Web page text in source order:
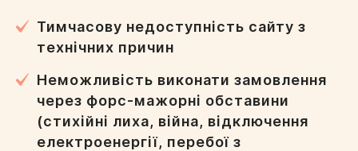
Тимчасову недоступність сайту з
технічних причин
Неможливість виконати замовлення
через форс-мажорні обставини
(стихійні лиха, війна, відключення
електроенергії, перебої з